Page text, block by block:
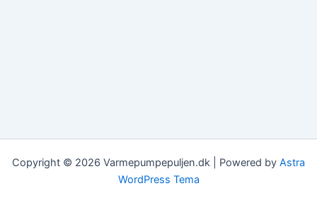
Copyright © 2026 Varmepumpepuljen.dk | Powered by Astra
WordPress Tema